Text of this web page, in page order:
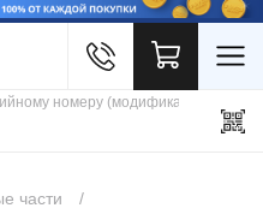
части